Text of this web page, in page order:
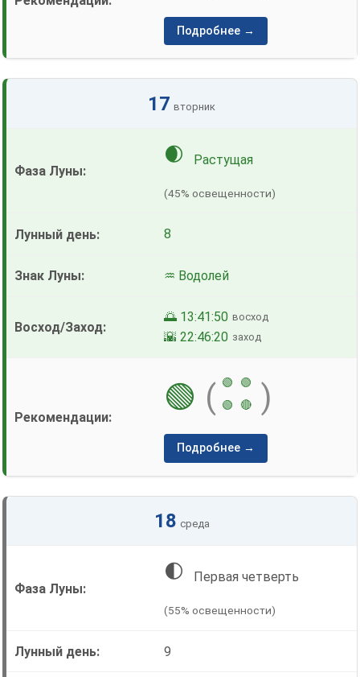
Подробнее →
17 вторник
🌒 Растущая
(45% освещенности)
8
♒ Водолей
🌅 13:41:50 восход
🌇 22:46:20 заход
🟢 ( 🟢
🟢
🟢
🔴 )
Подробнее →
18 среда
🌓 Первая четверть
(55% освещенности)
9